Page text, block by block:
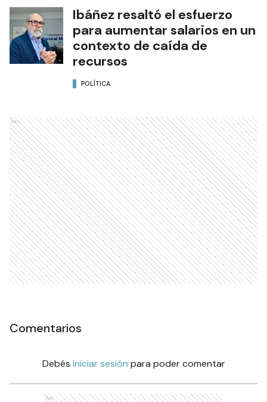
Ibáñez resaltó el esfuerzo
para aumentar salarios en un
contexto de caída de
recursos
POLÍTICA
Ads
Comentarios
Debés iniciar sesión para poder comentar
Ads